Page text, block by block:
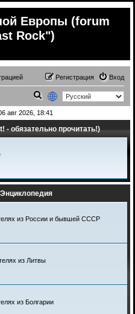
Европы (forum
Rock")
Вход
Регистрация
о
с
авг 2026, 18:41
обязательно прочитать!)
из России и бывшей СССР
из Литвы
из Болгарии